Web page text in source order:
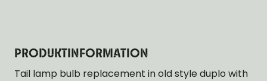
PRODUKTINFORMATION
Tail lamp bulb replacement in old style duplo with